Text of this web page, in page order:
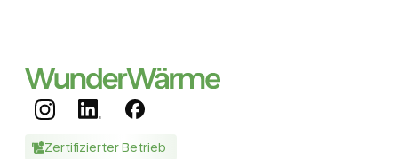
Zertifizierter Betrieb